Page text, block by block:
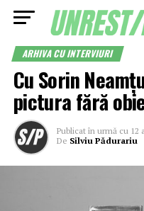
ARHIVA CU INTERVIURI
Cu Sorin
pictura fără
Publicat în urmă cu 12
De Silviu Pădurariu